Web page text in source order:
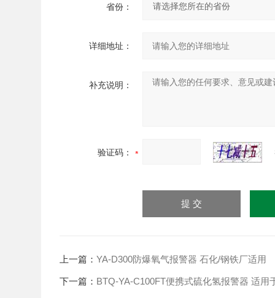
省份：
详细地址：
补充说明：
验证码：
上一篇：YA-D300防爆氧气报警器 石化/钢铁厂适用
下一篇： BTQ-YA-C100FT便携式硫化氢报警器 适用